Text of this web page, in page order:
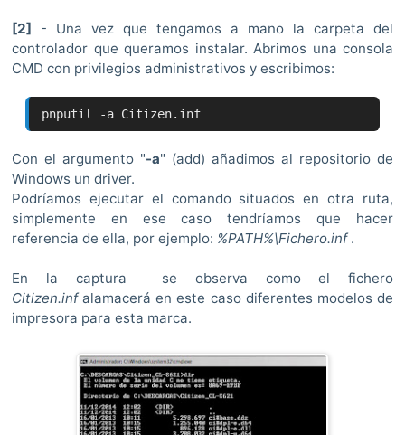
[2] - Una vez que tengamos a mano la carpeta del
controlador que queramos instalar. Abrimos una consola
CMD con privilegios administrativos y escribimos:
pnputil -a Citizen.inf
Con el argumento "-a" (add) añadimos al repositorio de
Windows un driver.
Podríamos ejecutar el comando situados en otra ruta,
simplemente en ese caso tendríamos que hacer
referencia de ella, por ejemplo: %PATH%\Fichero.inf.
En la captura se observa como el fichero
Citizen.infalamacerá en este caso diferentes modelos de
impresora para esta marca.